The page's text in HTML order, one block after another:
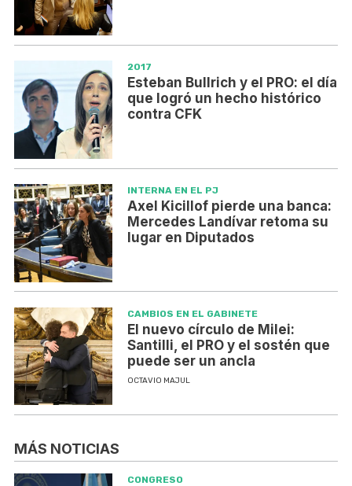
2017
Esteban Bullrich y el PRO: el día
que logró un hecho histórico
contra CFK
INTERNA EN EL PJ
Axel Kicillof pierde una banca:
Mercedes Landívar retoma su
lugar en Diputados
CAMBIOS EN EL GABINETE
El nuevo círculo de Milei:
Santilli, el PRO y el sostén que
puede ser un ancla
OCTAVIO MAJUL
MÁS NOTICIAS
CONGRESO